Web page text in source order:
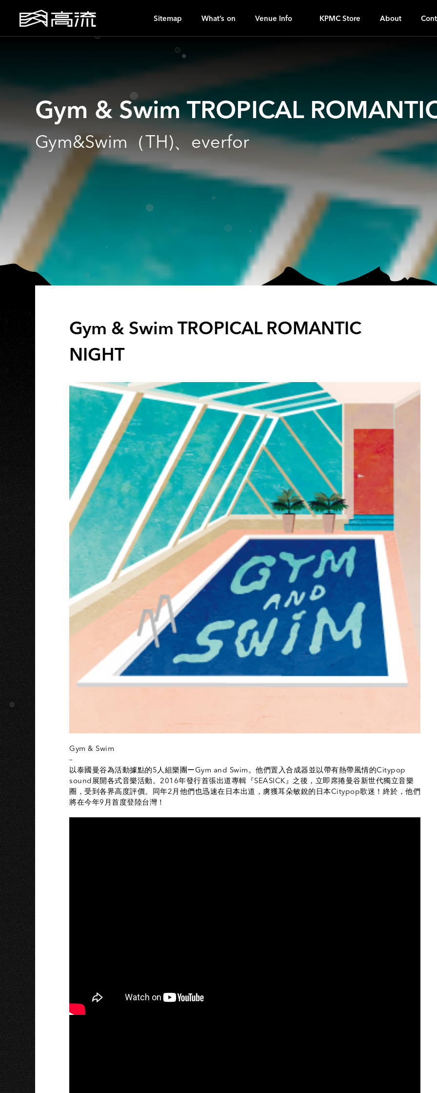
Sitemap What’s on Venue Info KPMC Store About
Gym & Swim TROPICAL
Gym&Swim（TH)、everfor
Gym & Swim TROPICAL ROMANTIC
NIGHT
Gym & Swim
–
以泰國曼谷為活動據點的5人組樂團ーGym and Swim。他們置入合成器並以帶有熱帶風情的Citypop
sound展開各式音樂活動。2016年發行首張出道專輯『SEASICK』之後，立即席捲曼谷新世代獨立音樂
圈，受到各界高度評價。同年2月他們也迅速在日本出道，虜獲耳朵敏銳的日本Citypop歌迷！終於，他們
將在今年9月首度登陸台灣！